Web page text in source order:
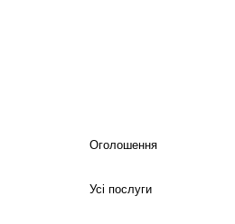
Оголошення
Усі послуги